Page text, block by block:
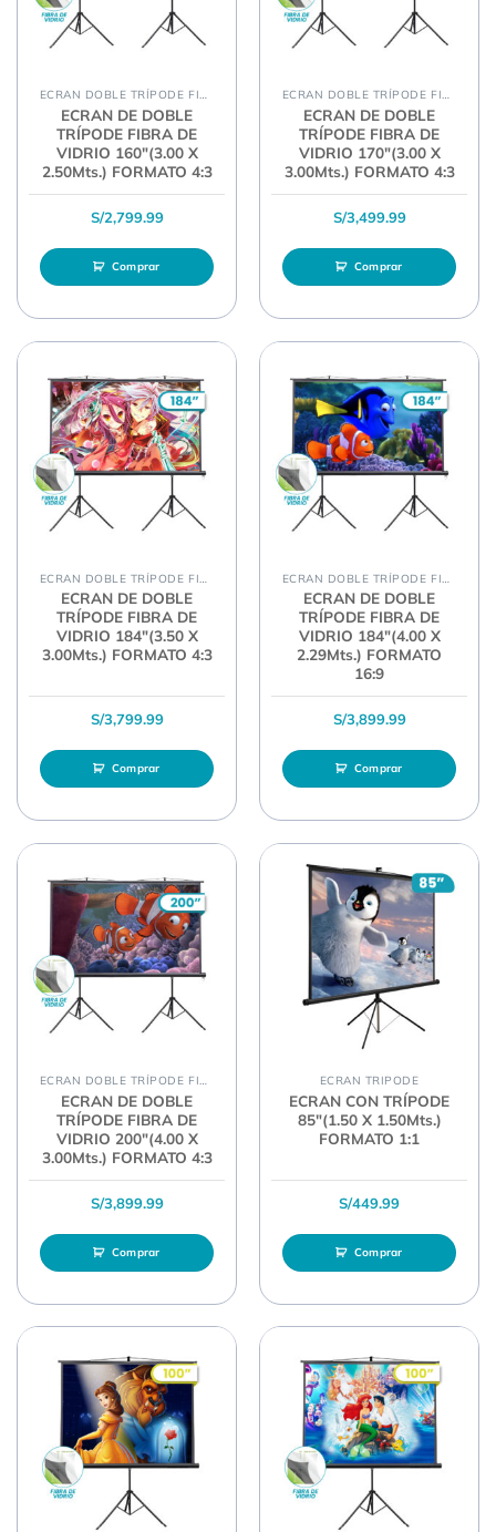
ECRAN DOBLE TRÍPODE FIBRA
ECRAN DE DOBLE
TRÍPODE FIBRA DE
VIDRIO 160″(3.00 X
2.50Mts.) FORMATO 4:3
S/2,799.99
Comprar
ECRAN DOBLE TRÍPODE FIBRA
ECRAN DE DOBLE
TRÍPODE FIBRA DE
VIDRIO 170″(3.00 X
3.00Mts.) FORMATO 4:3
S/3,499.99
Comprar
ECRAN DE DOBLE
TRÍPODE FIBRA DE
VIDRIO 184″(3.50 X
3.00Mts.) FORMATO 4:3
S/3,799.99
Comprar
ECRAN DE DOBLE
TRÍPODE FIBRA DE
VIDRIO 184″(4.00 X
2.29Mts.) FORMATO
16:9
S/3,899.99
Comprar
ECRAN DOBLE TRÍPODE FIBRA
ECRAN DE DOBLE
TRÍPODE FIBRA DE
VIDRIO 200″(4.00 X
3.00Mts.) FORMATO 4:3
S/3,899.99
Comprar
ECRAN TRIPODE
ECRAN CON TRÍPODE
85″(1.50 X 1.50Mts.)
FORMATO 1:1
S/449.99
Comprar